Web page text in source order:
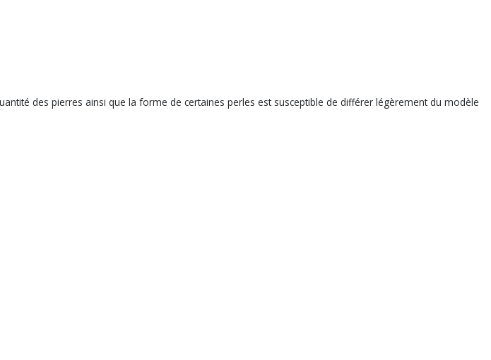
des pierres ainsi que la forme de certaines perles est susceptible de différer légèrement du modèle